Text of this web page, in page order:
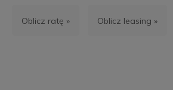
Oblicz ratę » Oblicz leasing »